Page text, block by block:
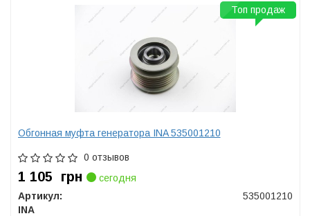
Обгонная муфта генератора INA 535001210
0 отзывов
1 105 грн
сегодня
Артикул:
535001210
INA
Топ продаж